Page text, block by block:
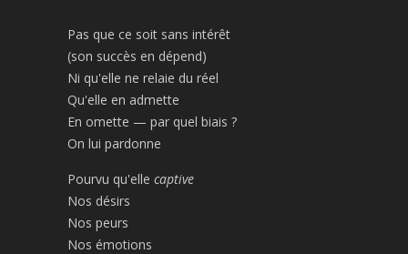
Pas que ce soit sans intérêt
(son succès en dépend)
Ni qu'elle ne relaie du réel
Qu'elle en admette
En omette — par quel biais ?
On lui pardonne
Pourvu qu'elle captive
Nos désirs
Nos peurs
Nos émotions